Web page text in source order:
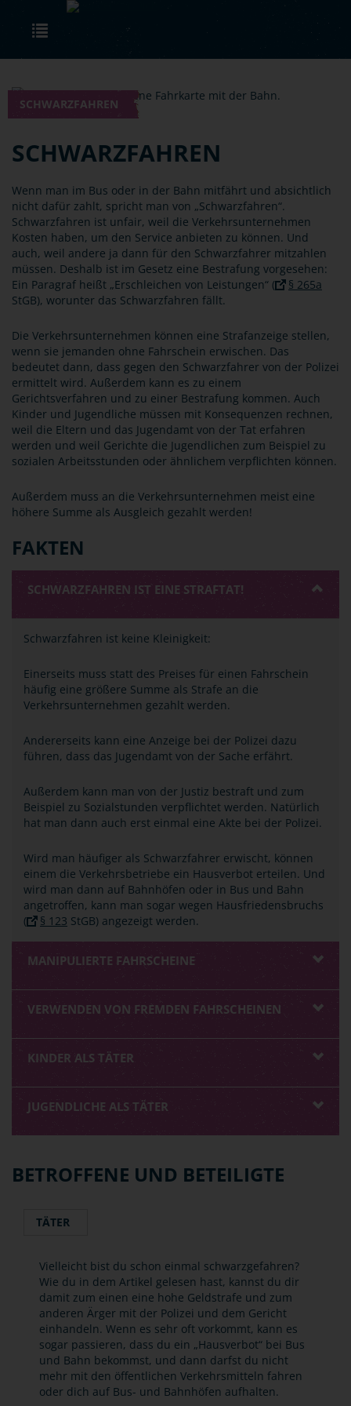
Skip to main content
SCHWARZFAHREN
SCHWARZFAHREN
Wenn man im Bus oder in der Bahn mitfährt und absichtlich
nicht dafür zahlt, spricht man von „Schwarzfahren“.
Schwarzfahren ist unfair, weil die Verkehrsunternehmen
Kosten haben, um den Service anbieten zu können. Und
auch, weil andere ja dann für den Schwarzfahrer mitzahlen
müssen. Deshalb ist im Gesetz eine Bestrafung vorgesehen:
Ein Paragraf heißt „Erschleichen von Leistungen“ (
§ 265a
StGB), worunter das Schwarzfahren fällt.
Die Verkehrsunternehmen können eine Strafanzeige stellen,
wenn sie jemanden ohne Fahrschein erwischen. Das
bedeutet dann, dass gegen den Schwarzfahrer von der Polizei
ermittelt wird. Außerdem kann es zu einem
Gerichtsverfahren und zu einer Bestrafung kommen. Auch
Kinder und Jugendliche müssen mit Konsequenzen rechnen,
weil die Eltern und das Jugendamt von der Tat erfahren
werden und weil Gerichte die Jugendlichen zum Beispiel zu
sozialen Arbeitsstunden oder ähnlichem verpflichten können.
Außerdem muss an die Verkehrsunternehmen meist eine
höhere Summe als Ausgleich gezahlt werden!
FAKTEN
SCHWARZFAHREN IST EINE STRAFTAT!
Schwarzfahren ist keine Kleinigkeit:
Einerseits muss statt des Preises für einen Fahrschein
häufig eine größere Summe als Strafe an die
Verkehrsunternehmen gezahlt werden.
Andererseits kann eine Anzeige bei der Polizei dazu
führen, dass das Jugendamt von der Sache erfährt.
Außerdem kann man von der Justiz bestraft und zum
Beispiel zu Sozialstunden verpflichtet werden. Natürlich
hat man dann auch erst einmal eine Akte bei der Polizei.
Wird man häufiger als Schwarzfahrer erwischt, können
einem die Verkehrsbetriebe ein Hausverbot erteilen. Und
wird man dann auf Bahnhöfen oder in Bus und Bahn
angetroffen, kann man sogar wegen Hausfriedensbruchs
(
§ 123 StGB) angezeigt werden.
MANIPULIERTE FAHRSCHEINE
VERWENDEN VON FREMDEN FAHRSCHEINEN
KINDER ALS TÄTER
JUGENDLICHE ALS TÄTER
BETROFFENE UND BETEILIGTE
TÄTER
Vielleicht bist du schon einmal schwarzgefahren?
Wie du in dem Artikel gelesen hast, kannst du dir
damit zum einen eine hohe Geldstrafe und zum
anderen Ärger mit der Polizei und dem Gericht
einhandeln. Wenn es sehr oft vorkommt, kann es
sogar passieren, dass du ein „Hausverbot“ bei Bus
und Bahn bekommst, und dann darfst du nicht
mehr mit den öffentlichen Verkehrsmitteln fahren
oder dich auf Bus- und Bahnhöfen aufhalten.